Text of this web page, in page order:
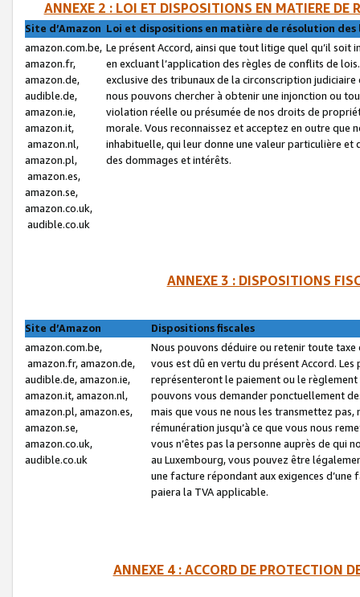
ANNEXE 2 : LOI ET DISPOSITIONS EN MATIERE DE
Site d’Amazon Loi et dispositions en matière de résolution
amazon.com.be,
amazon.fr,
amazon.de,
audible.de,
amazon.ie,
amazon.it,
amazon.nl,
amazon.pl,
amazon.es,
amazon.se,
amazon.co.uk,
audible.co.uk
Le présent Accord, ainsi que tout litige quel qu’il soit
en excluant l’application des règles de conflits de
exclusive des tribunaux de la circonscription
nous pouvons chercher à obtenir une injonction ou
violation réelle ou présumée de nos droits de
morale. Vous reconnaissez et acceptez en outre que
inhabituelle, qui leur donne une valeur particulière
des dommages et intérêts.
ANNEXE 3 : DISPOSITIONS
Site d’Amazon
Dispositions fiscales
amazon.com.be,
amazon.fr, amazon.de,
audible.de, amazon.ie,
amazon.it, amazon.nl,
amazon.pl, amazon.es,
amazon.se,
amazon.co.uk,
audible.co.uk
Nous pouvons déduire ou retenir toute
vous est dû en vertu du présent Accord.
représenteront le paiement ou le
pouvons vous demander ponctuellement
mais que vous ne nous les transmettez
rémunération jusqu’à ce que vous nous
vous n’êtes pas la personne auprès de qui
au Luxembourg, vous pouvez être
une facture répondant aux exigences
paiera la TVA applicable.
ANNEXE 4 : ACCORD DE PROTECTION